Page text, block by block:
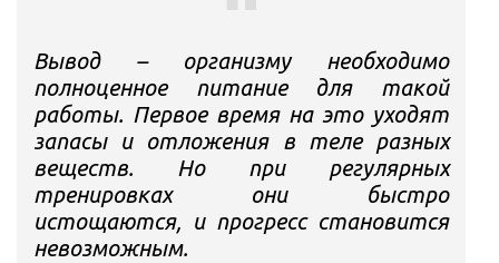
Вывод – организму необходимо
полноценное питание для такой
работы. Первое время на это уходят
запасы и отложения в теле разных
веществ. Но при регулярных
тренировках они быстро
истощаются, и прогресс становится
невозможным.